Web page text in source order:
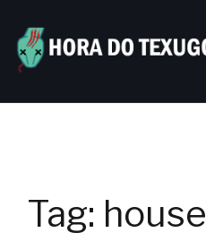
content
Tag: house